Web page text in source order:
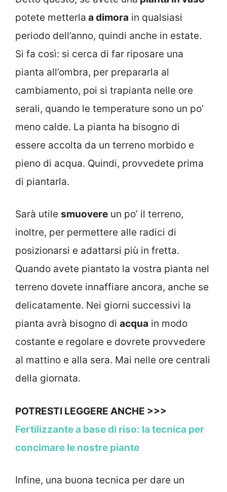
potete metterla a dimora in qualsiasi
periodo dell’anno, quindi anche in estate.
Si fa così: si cerca di far riposare una
pianta all’ombra, per prepararla al
cambiamento, poi si trapianta nelle ore
serali, quando le temperature sono un po’
meno calde. La pianta ha bisogno di
essere accolta da un terreno morbido e
pieno di acqua. Quindi, provvedete prima
di piantarla.
Sarà utile smuovere un po’ il terreno,
inoltre, per permettere alle radici di
posizionarsi e adattarsi più in fretta.
Quando avete piantato la vostra pianta nel
terreno dovete innaffiare ancora, anche se
delicatamente. Nei giorni successivi la
pianta avrà bisogno di acqua in modo
costante e regolare e dovrete provvedere
al mattino e alla sera. Mai nelle ore centrali
della giornata.
POTRESTI LEGGERE ANCHE >>>
Fertilizzante a base di riso: la tecnica per
concimare le nostre piante
Infine, una buona tecnica per dare un